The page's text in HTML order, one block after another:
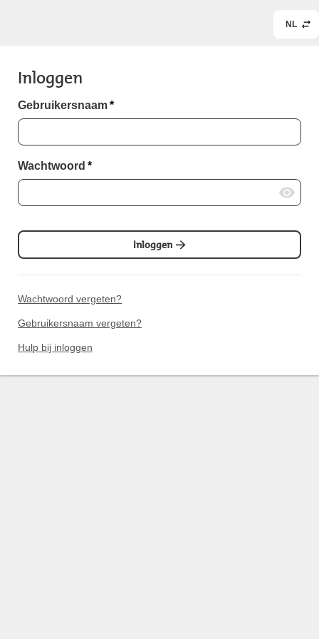
NL
Inloggen
Gebruikersnaam*
Wachtwoord *
Inloggen
Wachtwoord vergeten?
Gebruikersnaam vergeten?
Hulp bij inloggen